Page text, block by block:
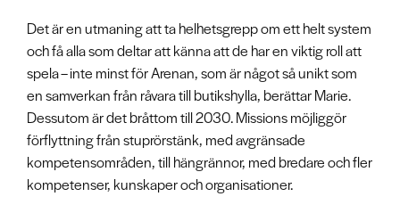
Det är en utmaning att ta helhetsgrepp om ett helt system
och få alla som deltar att känna att de har en viktig roll att
spela – inte minst för Arenan, som är något så unikt som
en samverkan från råvara till butikshylla, berättar Marie.
Dessutom är det bråttom till 2030. Missions möjliggör
förflyttning från stuprörstänk, med avgränsade
kompetensområden, till hängrännor, med bredare och fler
kompetenser, kunskaper och organisationer.